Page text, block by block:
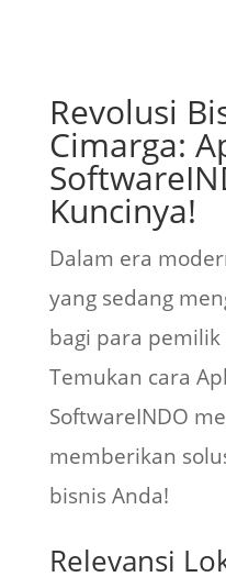
Revolusi
Cimarga:
Kuncinya!
Dalam era
yang sedang
bagi para
Temukan cara
SoftwareINDO
memberikan
bisnis Anda!
Relevansi